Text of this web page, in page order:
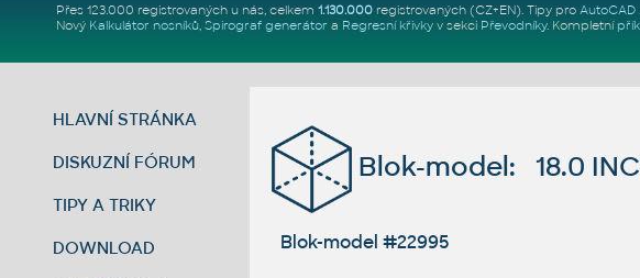
Přes 123.000 registrovaných u nás, celkem 1.130.000registrovaných (CZ+EN). Tipy pro AutoCAD
Nový Kalkulátor nosníků, Spirograf generátor a Regresní křivkyv sekci Převodníky. Kompletní
HLAVNÍ STRÁNKA
DISKUZNÍ FÓRUM
TIPY A TRIKY
DOWNLOAD
Blok-model: 18.0
Blok-model #22995